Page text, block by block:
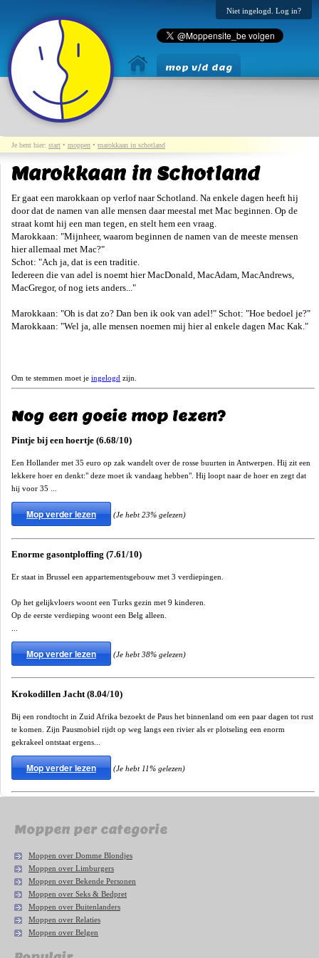
Niet ingelogd. Log in?
mop v/d dag
Je bent hier: start • moppen • marokkaan in schotland
Marokkaan in Schotland
Er gaat een marokkaan op verlof naar Schotland. Na enkele dagen heeft hij
door dat de namen van alle mensen daar meestal met Mac beginnen. Op de
straat komt hij een man tegen, en stelt hem een vraag.
Marokkaan: "Mijnheer, waarom beginnen de namen van de meeste mensen
hier allemaal met Mac?"
Schot: "Ach ja, dat is een traditie.
Iedereen die van adel is noemt hier MacDonald, MacAdam, MacAndrews,
MacGregor, of nog iets anders..."
Marokkaan: "Oh is dat zo? Dan ben ik ook van adel!" Schot: "Hoe bedoel je?"
Marokkaan: "Wel ja, alle mensen noemen mij hier al enkele dagen Mac Kak."
Om te stemmen moet je ingelogd zijn.
Nog een goeie mop lezen?
Pintje bij een hoertje (6.68/10)
Een Hollander met 35 euro op zak wandelt over de rosse buurten in Antwerpen. Hij zit een
lekkere hoer en denkt:" deze moet ik vandaag hebben". Hij loopt naar de hoer en zegt dat
hij voor 35 ...
Mop verder lezen (Je hebt 23% gelezen)
Enorme gasontploffing (7.61/10)
Er staat in Brussel een appartementsgebouw met 3 verdiepingen.
Op het gelijkvloers woont een Turks gezin met 9 kinderen.
Op de eerste verdieping woont een Belg alleen.
Mop verder lezen (Je hebt 38% gelezen)
Krokodillen Jacht (8.04/10)
Bij een rondtocht in Zuid Afrika bezoekt de Paus het binnenland om een paar dagen tot rust
te komen. Zijn Pausmobiel rijdt op weg langs een rivier als er plotseling een enorm
gekrakeel ontstaat ergens...
Mop verder lezen (Je hebt 11% gelezen)
Moppen per categorie
Moppen over Domme Blondjes
Moppen over Limburgers
Moppen over Bekende Personen
Moppen over Seks & Bedpret
Moppen over Buitenlanders
Moppen over Relaties
Moppen over Belgen